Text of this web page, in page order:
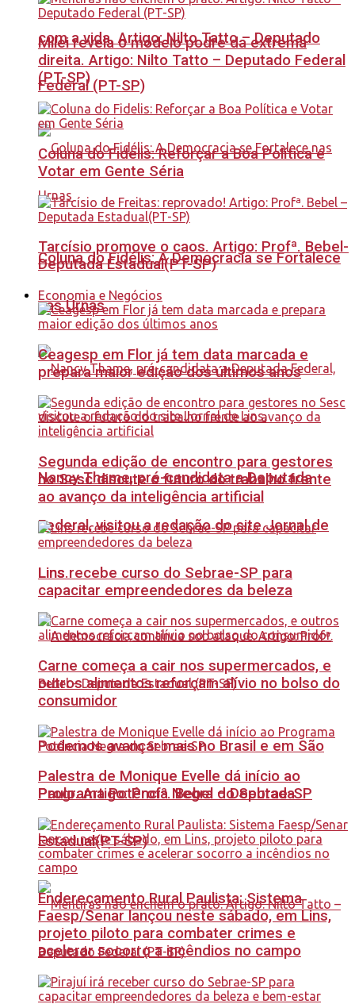
com a vida. Artigo: Nilto Tatto – Deputado
Federal (PT-SP)
Coluna do Fidélis: A Democracia se Fortalece
nas Urnas
Nancy Thame, pré-candidata a Deputada
Federal, visitou a redação do site Jornal de
Lins.
Podemos avançar mais no Brasil e em São
Paulo. Artigo: Profª. Bebel – Deputada
Estadual(PT-SP)
Milei revela o modelo podre da extrema
direita. Artigo: Nilto Tatto – Deputado Federal
(PT-SP)
Coluna do Fidelis: Reforçar a Boa Política e
Votar em Gente Séria
Tarcísio promove o caos. Artigo: Profª. Bebel-
Deputada Estadual(PT-SP)
Economia e Negócios
Ceagesp em Flor já tem data marcada e
prepara maior edição dos últimos anos
Segunda edição de encontro para gestores
no Sesc discute o futuro do trabalho frente
ao avanço da inteligência artificial
Lins recebe curso do Sebrae-SP para
capacitar empreendedores da beleza
Carne começa a cair nos supermercados, e
outros alimentos reforçam alívio no bolso do
consumidor
Palestra de Monique Evelle dá início ao
Programa Potência Negra do Sebrae-SP
Endereçamento Rural Paulista: Sistema
Faesp/Senar lançou neste sábado, em Lins,
projeto piloto para combater crimes e
acelerar socorro a incêndios no campo